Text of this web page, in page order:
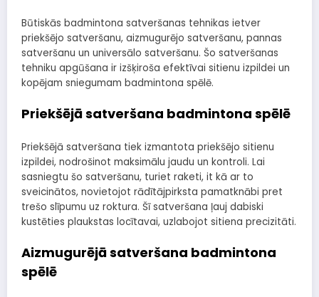
Būtiskās badmintona satveršanas tehnikas ietver
priekšējo satveršanu, aizmugurējo satveršanu, pannas
satveršanu un universālo satveršanu. Šo satveršanas
tehniku apgūšana ir izšķiroša efektīvai sitienu izpildei un
kopējam sniegumam badmintona spēlē.
Priekšējā satveršana badmintona spēlē
Priekšējā satveršana tiek izmantota priekšējo sitienu
izpildei, nodrošinot maksimālu jaudu un kontroli. Lai
sasniegtu šo satveršanu, turiet raketi, it kā ar to
sveicinātos, novietojot rādītājpirksta pamatknābi pret
trešo slīpumu uz roktura. Šī satveršana ļauj dabiski
kustēties plaukstas locītavai, uzlabojot sitiena precizitāti.
Aizmugurējā satveršana badmintona
spēlē